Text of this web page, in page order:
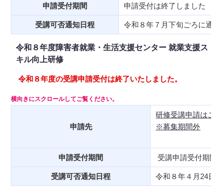
申請受付期間 申請受付は終了しました
受講可否通知日程 令和８年７月下旬ごろに通
令和８年度障害者就業・生活支援センター 就業支援ス
キル向上研修
令和８年度の受講申請受付は終了いたしました。
申請先
研修受講申請はこ
※募集期間外
申請受付期間 受講申請受付期間
受講可否通知日程 令和８年４月24日